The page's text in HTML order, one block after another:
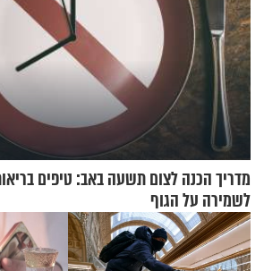
מדריך הכנה לצום תשעה באב: טיפים
לשמירה על הגוף